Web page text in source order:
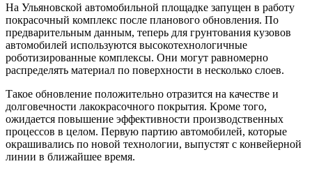
На Ульяновской автомобильной площадке запущен в работу
покрасочный комплекс после планового обновления. По
предварительным данным, теперь для грунтования кузовов
автомобилей используются высокотехнологичные
роботизированные комплексы. Они могут равномерно
распределять материал по поверхности в несколько слоев.
Такое обновление положительно отразится на качестве и
долговечности лакокрасочного покрытия. Кроме того,
ожидается повышение эффективности производственных
процессов в целом. Первую партию автомобилей, которые
окрашивались по новой технологии, выпустят с конвейерной
линии в ближайшее время.